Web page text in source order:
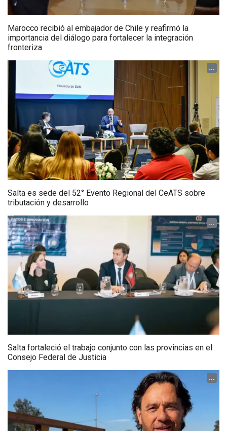
Marocco recibió al embajador de Chile y reafirmó la
importancia del diálogo para fortalecer la integración
fronteriza
...
Salta es sede del 52° Evento Regional del CeATS sobre
tributación y desarrollo
...
Salta fortaleció el trabajo conjunto con las provincias en el
Consejo Federal de Justicia
...